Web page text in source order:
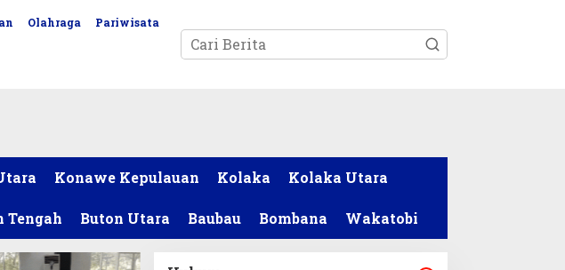
Olahraga Pariwisata
Konawe Kepulauan Kolaka Kolaka Utara
Tengah Buton Utara Baubau Bombana Wakatobi